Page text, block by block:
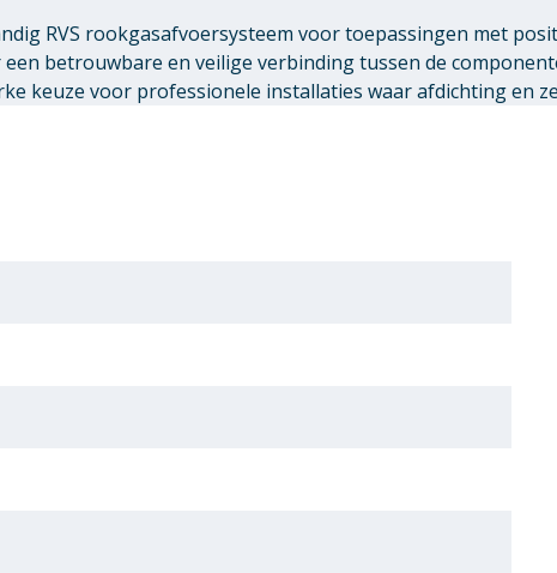
RVS rookgasafvoersysteem voor toepassingen met
betrouwbare en veilige verbinding tussen de
keuze voor professionele installaties waar afdichting en